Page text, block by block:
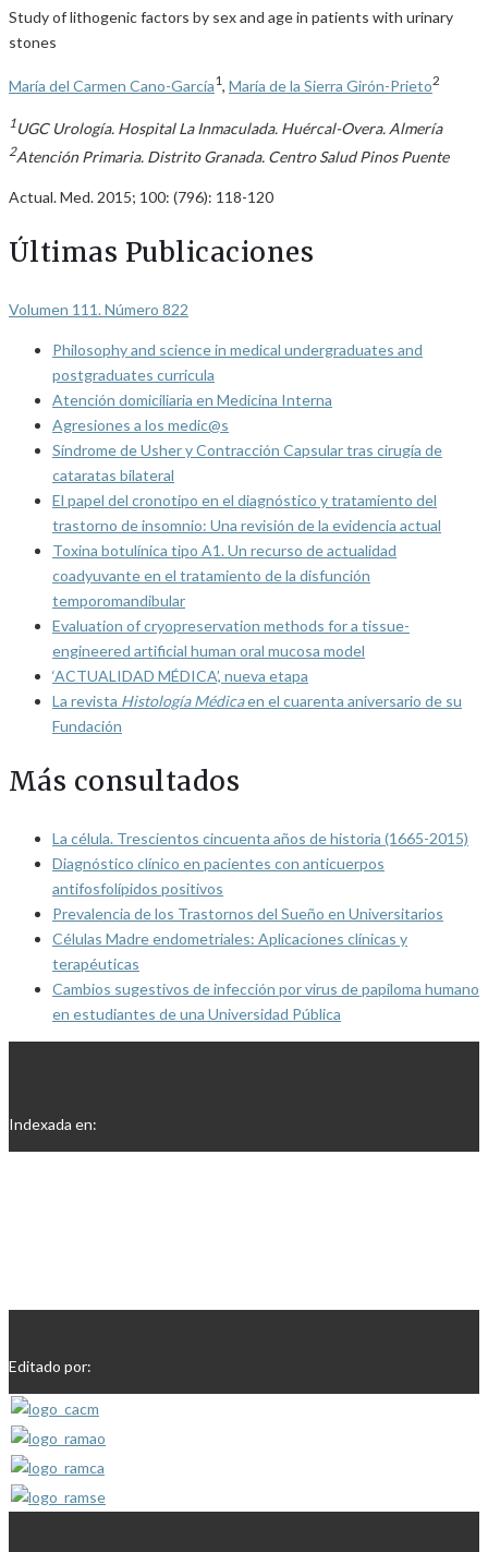
Study of lithogenic factors by sex and age in patients with urinary
stones
María del Carmen Cano-García1, María de la Sierra Girón-Prieto2
1UGC Urología. Hospital La Inmaculada. Huércal-Overa. Almería
2Atención Primaria. Distrito Granada. Centro Salud Pinos Puente
Actual. Med. 2015; 100: (796): 118-120
Últimas Publicaciones
Volumen 111. Número 822
Philosophy and science in medical undergraduates and
postgraduates curricula
Atención domiciliaria en Medicina Interna
Agresiones a los medic@s
Síndrome de Usher y Contracción Capsular tras cirugía de
cataratas bilateral
El papel del cronotipo en el diagnóstico y tratamiento del
trastorno de insomnio: Una revisión de la evidencia actual
Toxina botulínica tipo A1. Un recurso de actualidad
coadyuvante en el tratamiento de la disfunción
temporomandibular
Evaluation of cryopreservation methods for a tissue-
engineered artificial human oral mucosa model
‘ACTUALIDAD MÉDICA’, nueva etapa
La revista Histología Médicaen el cuarenta aniversario de su
Fundación
Más consultados
La célula. Trescientos cincuenta años de historia (1665-2015)
Diagnóstico clínico en pacientes con anticuerpos
antifosfolípidos positivos
Prevalencia de los Trastornos del Sueño en Universitarios
Células Madre endometriales: Aplicaciones clínicas y
terapéuticas
Cambios sugestivos de infección por virus de papiloma humano
en estudiantes de una Universidad Pública
Indexada en:
Editado por: